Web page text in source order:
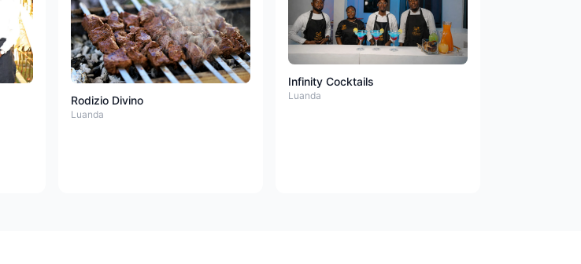
Rodizio Divino
Luanda
Infinity Cocktails
Luanda